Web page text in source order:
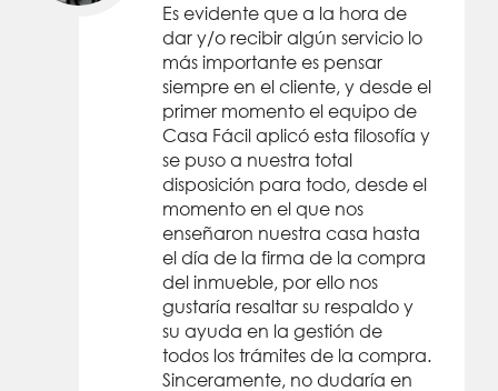
Es evidente que a la hora de
dar y/o recibir algún servicio lo
más importante es pensar
siempre en el cliente, y desde el
primer momento el equipo de
Casa Fácil aplicó esta filosofía y
se puso a nuestra total
disposición para todo, desde el
momento en el que nos
enseñaron nuestra casa hasta
el día de la firma de la compra
del inmueble, por ello nos
gustaría resaltar su respaldo y
su ayuda en la gestión de
todos los trámites de la compra.
Sinceramente, no dudaría en